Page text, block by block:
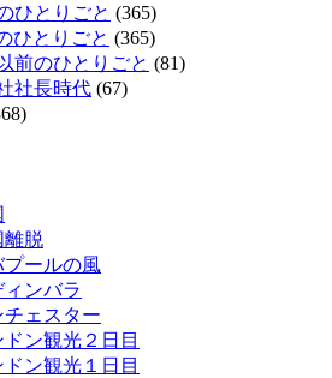
ひとりごと (365)
ひとりごと (365)
前のひとりごと (81)
社長時代 (67)
離脱
プールの風
ィンバラ
チェスター
ドン観光２日目
ドン観光１日目